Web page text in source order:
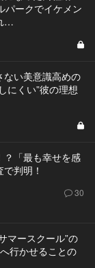
パークでイケメン
…
ない美意識高めの
にくい”彼の理想
？「最も幸せを感
判明！
30
マースクール”の
行かせることの